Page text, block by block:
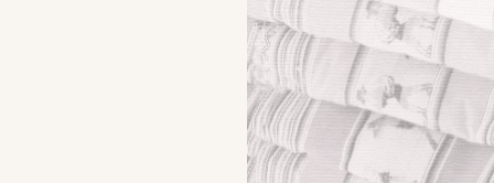
Racconti fantasy online, la storia continua! Oggi per
voi il terzo capitolo del nostro libro: Un Quarto di
Luna! Ancora una volta le …